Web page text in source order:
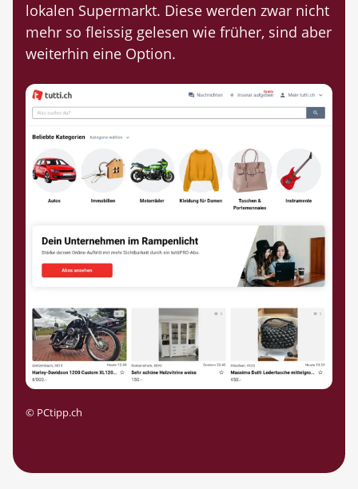
© PCtipp.ch
lokalen Supermarkt. Diese werden zwar nicht
mehr so fleissig gelesen wie früher, sind aber
weiterhin eine Option.